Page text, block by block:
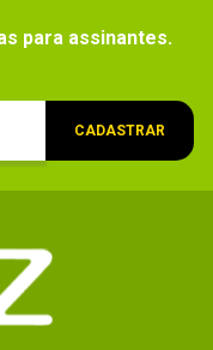
para assinantes.
CADASTRAR